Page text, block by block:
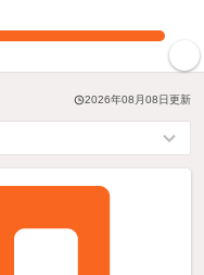
2026年08月08日更新